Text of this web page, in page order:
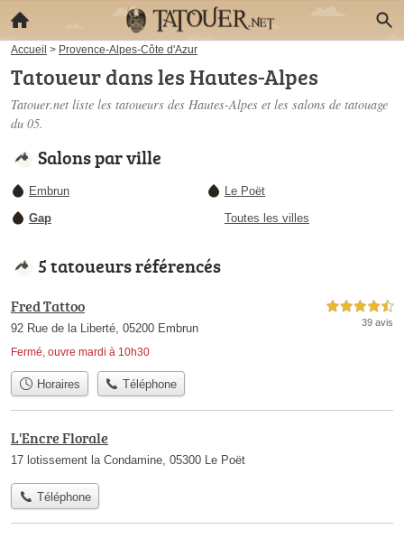
Accueil > Provence-Alpes-Côte d'Azur
Tatoueur dans les Hautes-Alpes
Tatouer.net liste les tatoueurs des Hautes-Alpes et les salons de tatouage
du 05.
Salons par ville
Embrun
Gap
Le Poët
Toutes les villes
5 tatoueurs référencés
Fred Tattoo
92 Rue de la Liberté, 05200 Embrun
Fermé, ouvre mardi à 10h30
4,5 étoiles sur 5
39 avis
Horaires Téléphone
L'Encre Florale
17 lotissement la Condamine, 05300 Le Poët
Téléphone